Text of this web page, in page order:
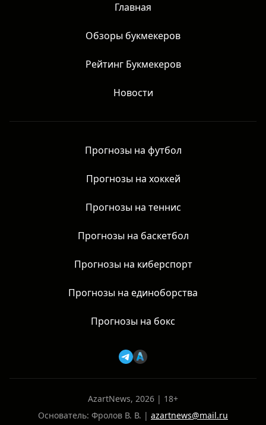
Главная
Обзоры букмекеров
Рейтинг Букмекеров
Новости
Прогнозы на футбол
Прогнозы на хоккей
Прогнозы на теннис
Прогнозы на баскетбол
Прогнозы на киберспорт
Прогнозы на единоборства
Прогнозы на бокс
AzartNews, 2026 | 18+
Основатель: Фролов В. В. | azartnews@mail.ru